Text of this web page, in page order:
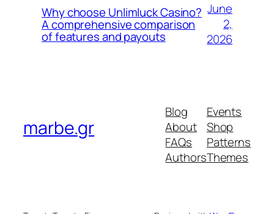
Why choose Unlimluck Casino?
A comprehensive comparison
of features and payouts
June
2,
2026
marbe.gr
Blog
About
FAQs
Authors
Events
Shop
Patterns
Themes